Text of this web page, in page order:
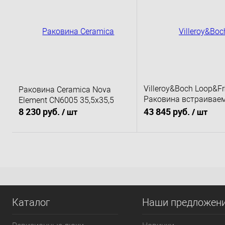
Раковина Ceramica Nova
Element CN6005 35,5x35,5
8 230 руб. / шт
Villeroy&Boch
Раковина
61.5х38х18см
43 845 руб. / шт
Каталог Наши